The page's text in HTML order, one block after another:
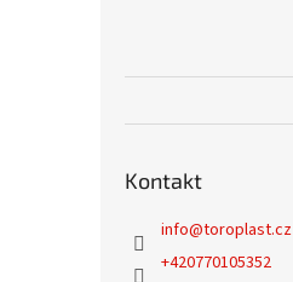
Kontakt
info@toroplast.cz
+420770105352